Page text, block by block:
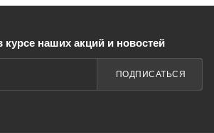
курсе наших акций и новостей
ПОДПИСАТЬСЯ